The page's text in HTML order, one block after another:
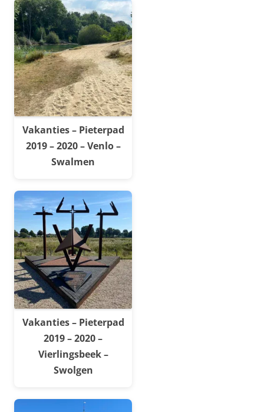
Vakanties – Pieterpad
2019 – 2020 – Venlo –
Swalmen
Vakanties – Pieterpad
2019 – 2020 –
Vierlingsbeek –
Swolgen